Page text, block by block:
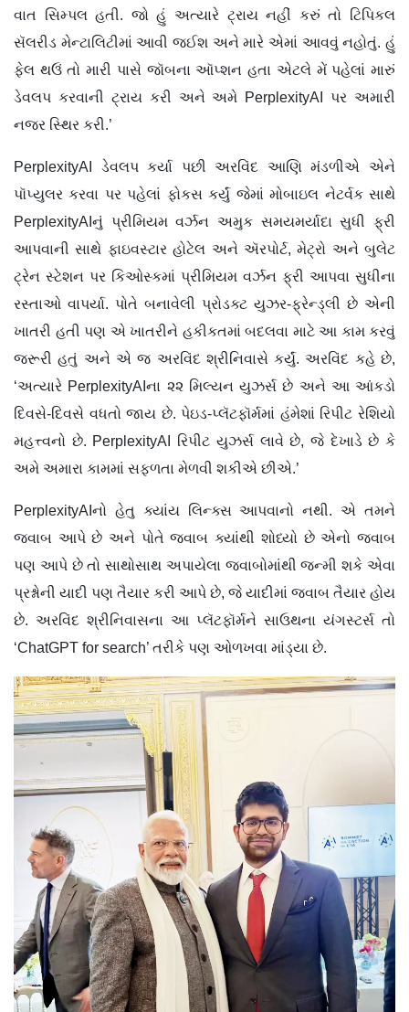
વાત સિમ્પલ હતી. જો હું અત્યારે ટ્રાય નહીં કરું તો ટિપિકલ
સૅલરીડ મેન્ટાલિટીમાં આવી જઈશ અને મારે એમાં આવવું નહોતું. હું
ફેલ થઉં તો મારી પાસે જૉબના ઑપ્શન હતા એટલે મેં પહેલાં મારું
ડેવલપ કરવાની ટ્રાય કરી અને અમે PerplexityAI પર અમારી
નજર સ્થિર કરી.’
PerplexityAI ડેવલપ કર્યા પછી અરવિંદ આણિ મંડળીએ એને
પૉપ્યુલર કરવા પર પહેલાં ફોકસ કર્યું જેમાં મોબાઇલ નેટર્વક સાથે
PerplexityAIનું પ્રીમિયમ વર્ઝન અમુક સમયમર્યાદા સુધી ફ્રી
આપવાની સાથે ફાઇવસ્ટાર હોટેલ અને ઍરપોર્ટ, મેટ્રો અને બુલેટ
ટ્રેન સ્ટેશન પર કિઓસ્કમાં પ્રીમિયમ વર્ઝન ફ્રી આપવા સુધીના
રસ્તાઓ વાપર્યા. પોતે બનાવેલી પ્રોડક્ટ યુઝર-ફ્રેન્ડ્લી છે એની
ખાતરી હતી પણ એ ખાતરીને હકીકતમાં બદલવા માટે આ કામ કરવું
જરૂરી હતું અને એ જ અરવિંદ શ્રીનિવાસે કર્યું. અરવિંદ કહે છે,
‘અત્યારે PerplexityAIના ૨૨ મિલ્યન યુઝર્સ છે અને આ આંકડો
દિવસે-દિવસે વધતો જાય છે. પેઇડ-પ્લૅટફૉર્મમાં હંમેશાં રિપીટ રેશિયો
મહત્ત્વનો છે. PerplexityAI રિપીટ યુઝર્સ લાવે છે, જે દેખાડે છે કે
અમે અમારા કામમાં સફળતા મેળવી શકીએ છીએ.’
PerplexityAIનો હેતુ ક્યાંય લિન્ક્સ આપવાનો નથી. એ તમને
જવાબ આપે છે અને પોતે જવાબ ક્યાંથી શોધ્યો છે એનો જવાબ
પણ આપે છે તો સાથોસાથ અપાયેલા જવાબોમાંથી જન્મી શકે એવા
પ્રશ્નોની યાદી પણ તૈયાર કરી આપે છે, જે યાદીમાં જવાબ તૈયાર હોય
છે. અરવિંદ શ્રીનિવાસના આ પ્લૅટફૉર્મને સાઉથના યંગસ્ટર્સ તો
‘ChatGPT for search’ તરીકે પણ ઓળખવા માંડ્યા છે.